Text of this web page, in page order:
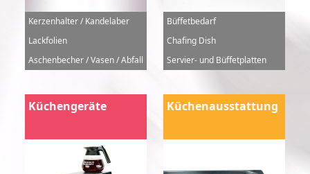
Kerzenhalter / Kandelaber
Lackfolien
Aschenbecher / Vasen / Abfall
Büffetbedarf
Chafing Dish
Servier- und Büffetplatten
Küchengeräte Küchenausstattung